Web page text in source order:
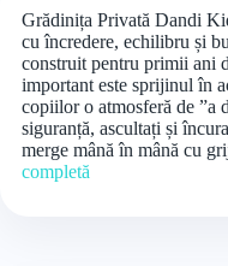
Grădinița Privată Dandi
cu încredere, echilibru și
construit pentru primii ani
important este sprijinul în
copiilor o atmosferă de ”a
siguranță, ascultați și
merge mână în mână cu
completă